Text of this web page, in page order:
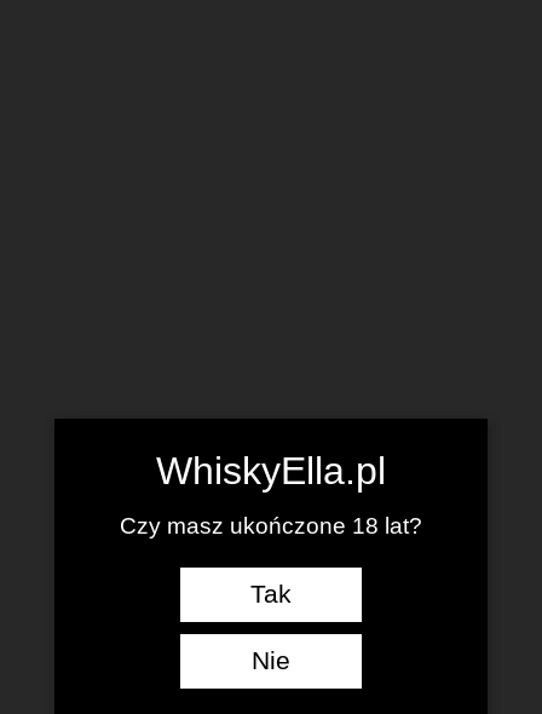
WhiskyElla.pl
Czy masz ukończone 18 lat?
Tak
Nie